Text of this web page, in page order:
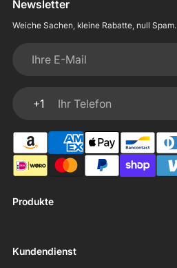
Produkte
Kundendienst
Newsletter
Weiche Sachen, kleine Rabatte, null Spam.
Ihre E-Mail
+1
Ihr Telefon